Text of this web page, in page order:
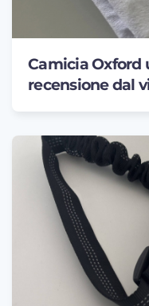
Camicia Oxford
recensione dal